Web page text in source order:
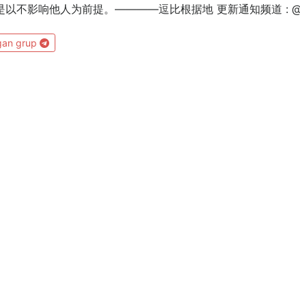
不影响他人为前提。————逗比根据地 更新通知频道 :
grup